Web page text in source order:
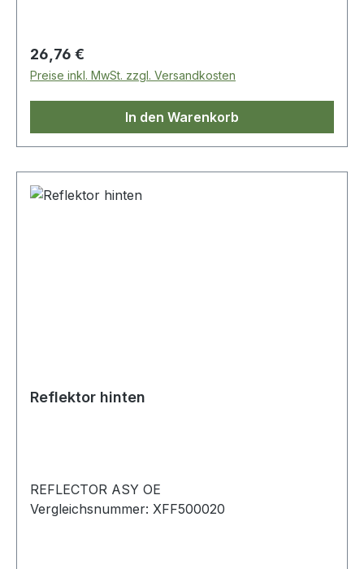
Regulärer Preis:
26,76 €
Preise inkl. MwSt. zzgl. Versandkosten
In den Warenkorb
Reflektor hinten
REFLECTOR ASY OE
Vergleichsnummer: XFF500020